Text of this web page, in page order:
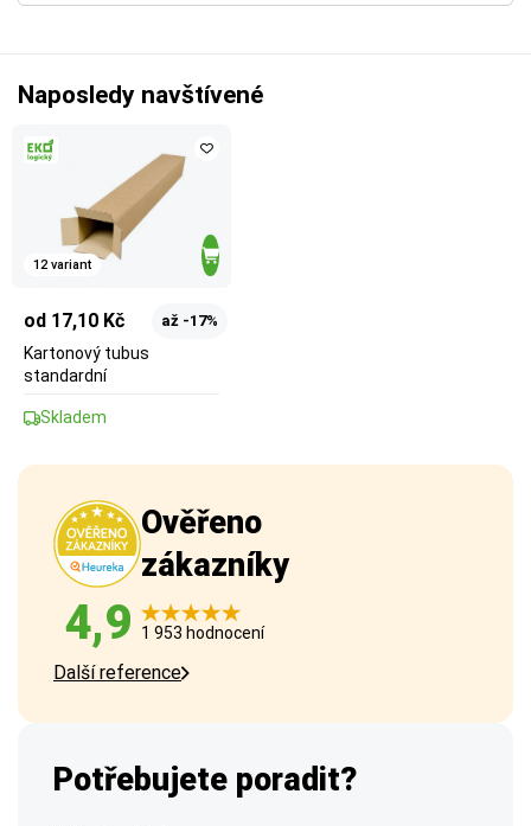
Naposledy navštívené
12 variant
od 17,10 Kč až -17%
Kartonový tubus
standardní
Skladem
Ověřeno
zákazníky
4,9 1 953 hodnocení
Další reference
Potřebujete poradit?